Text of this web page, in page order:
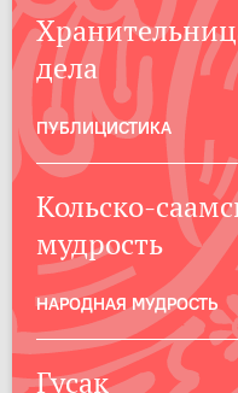
дела
ПУБЛИЦИСТИКА
Кольско-
мудрость
НАРОДНАЯ МУДРОСТЬ
Гусак